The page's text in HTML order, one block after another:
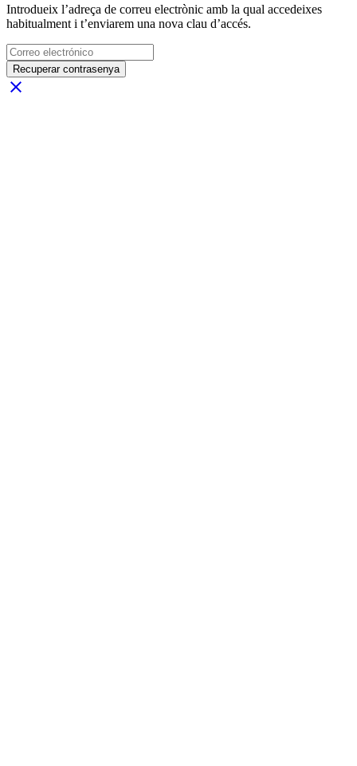
Introdueix l’adreça de correu electrònic amb la qual accedeixes
habitualment i t’enviarem una nova clau d’accés.
Recuperar contrasenya
close